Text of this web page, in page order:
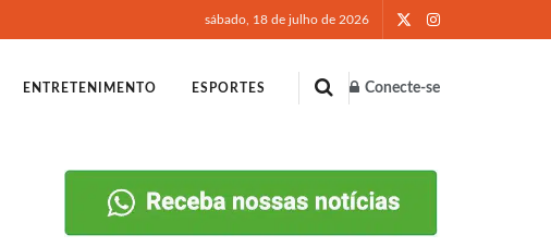
sábado, 18 de julho de 2026
ENTRETENIMENTO ESPORTES Conecte-se